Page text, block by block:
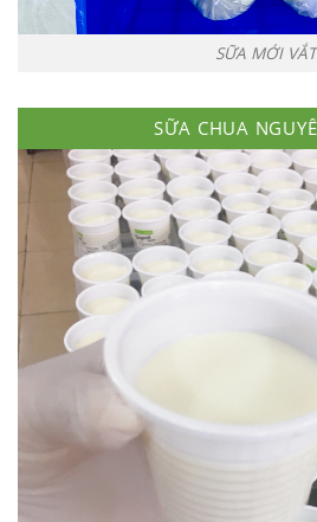
SỮA MỚI VẮT
SỮA CHUA